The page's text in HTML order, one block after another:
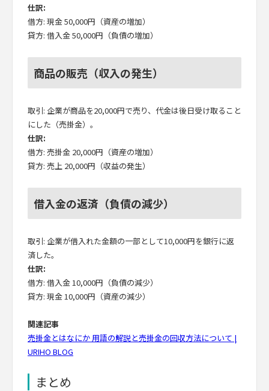
仕訳:
借方: 現金 50,000円（資産の増加）
貸方: 借入金 50,000円（負債の増加）
商品の販売（収入の発生）
取引: 企業が商品を20,000円で売り、代金は後日受け取ること
にした（売掛金）。
仕訳:
借方: 売掛金 20,000円（資産の増加）
貸方: 売上 20,000円（収益の発生）
借入金の返済（負債の減少）
取引: 企業が借入れた金額の一部として10,000円を銀行に返
済した。
仕訳:
借方: 借入金 10,000円（負債の減少）
貸方: 現金 10,000円（資産の減少）
関連記事
売掛金とはなにか 用語の解説と売掛金の回収方法について |
URIHO BLOG
まとめ